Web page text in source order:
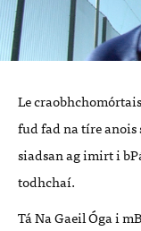
Le craobhchomórtais
fud fad na tíre anois
siadsan ag imirt i
todhchaí.
Tá Na Gaeil Óga i